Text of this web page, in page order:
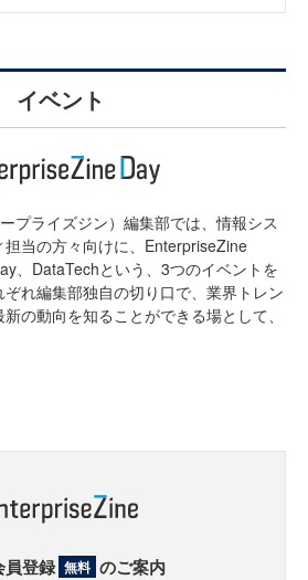
イベント
プライズジン）編集部では、情報シス
当の方々向けに、EnterpriseZine
、DataTechという、3つのイベントを
れ編集部独自の切り口で、業界トレン
の動向を知ることができる場として、
員登録 無料 のご案内